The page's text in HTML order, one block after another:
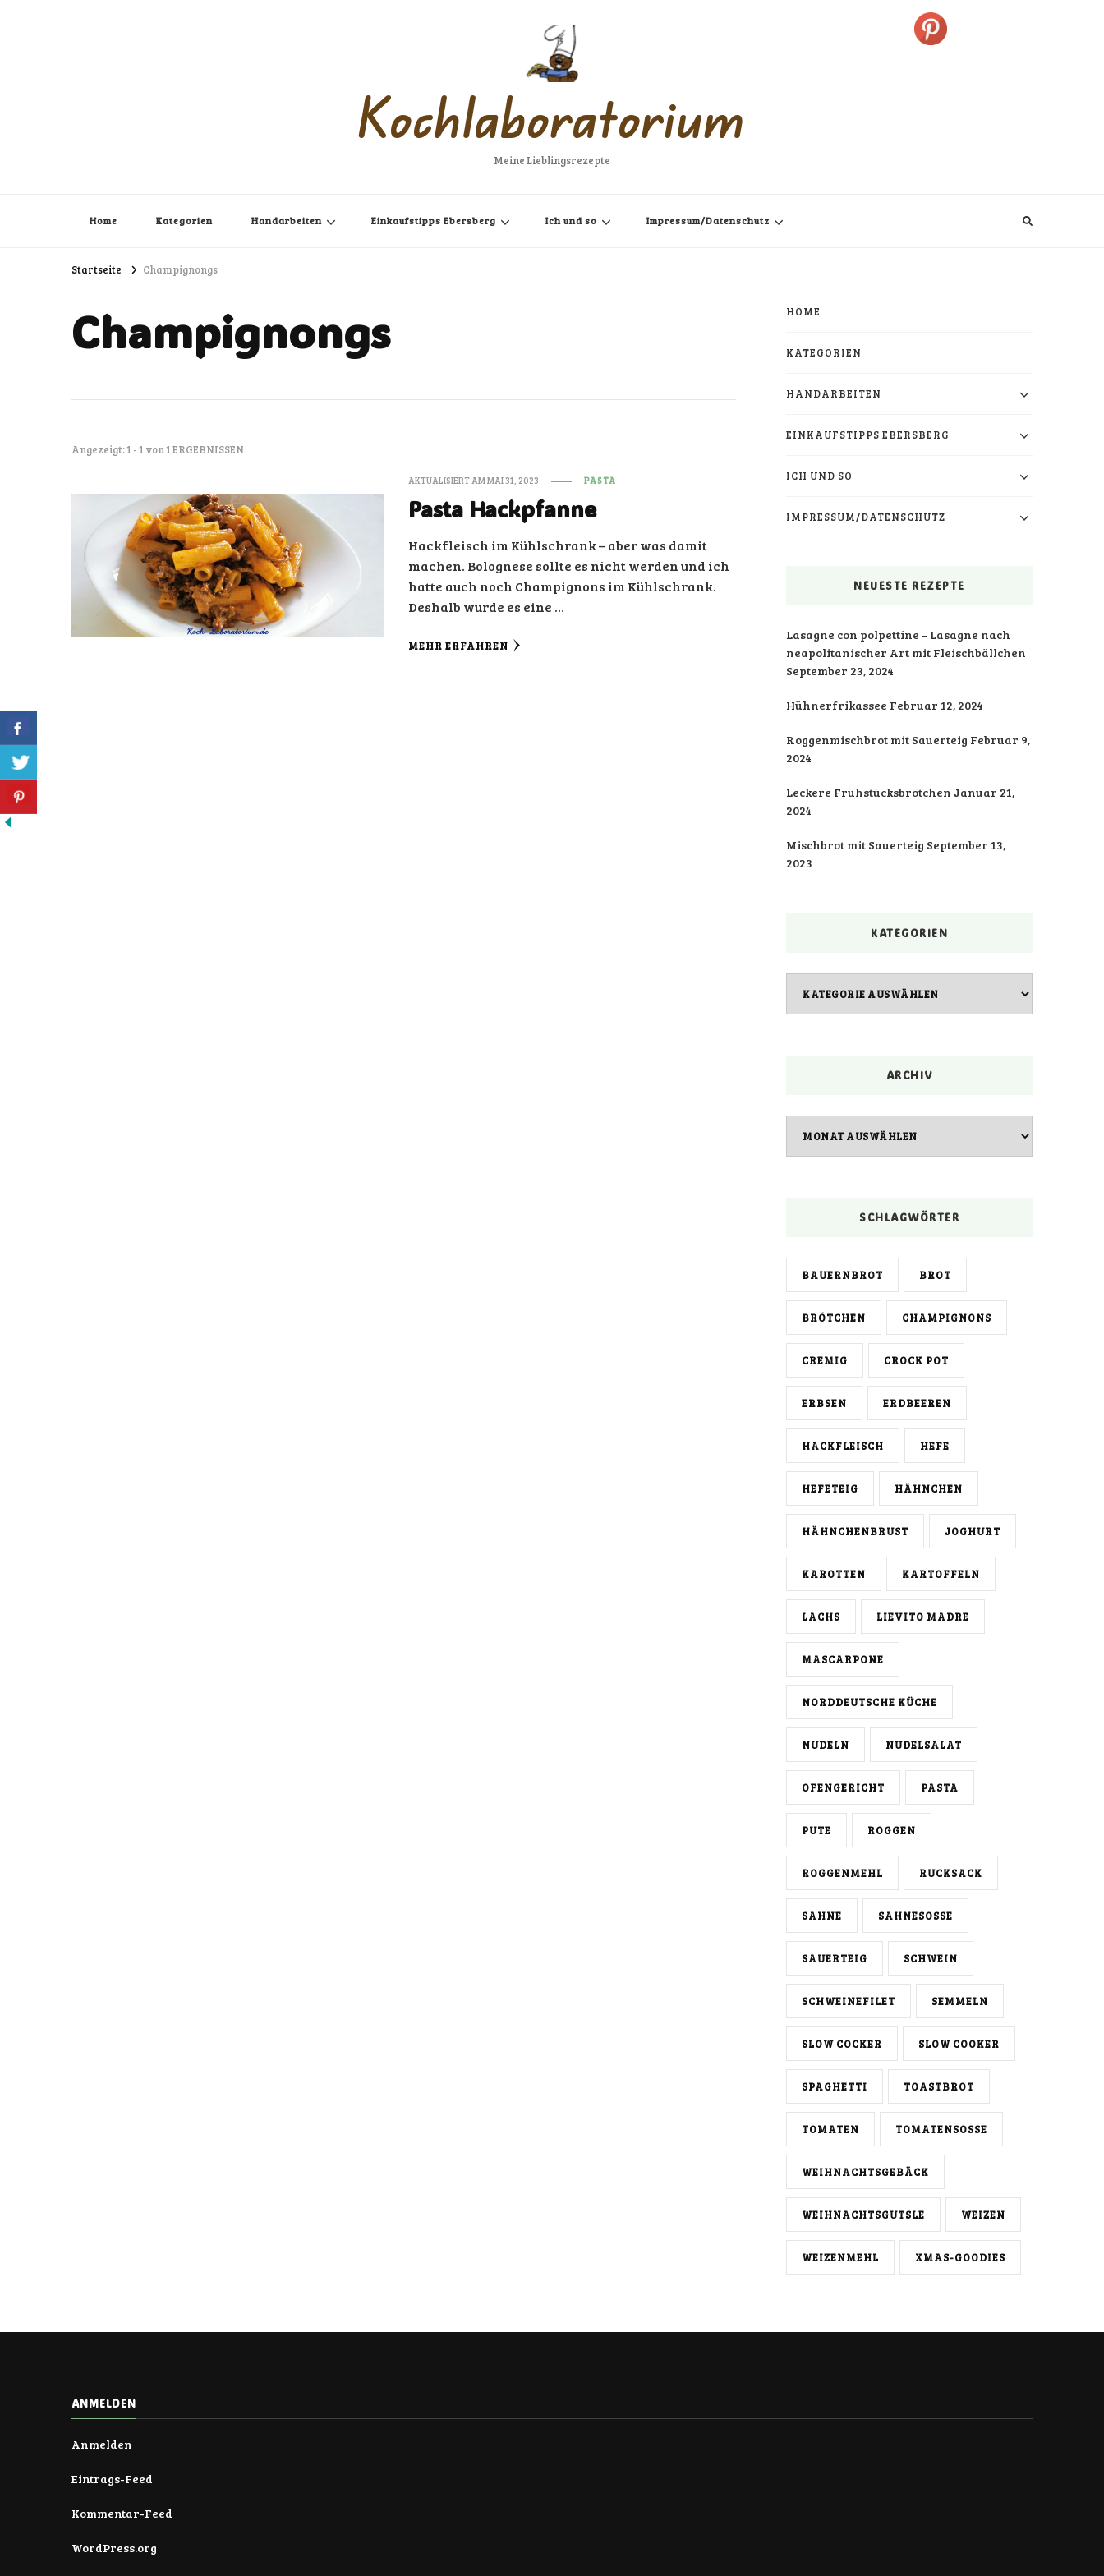
Kochlaboratorium
Meine Lieblingsrezepte
Home Kategorien Handarbeiten Einkaufstipps Ebersberg Ich und so Impressum/Datenschutz
Startseite Champignongs
Champignongs
Angezeigt: 1 - 1 von 1 ERGEBNISSEN
AKTUALISIERT AMMAI 31, 2023 PASTA
Pasta Hackpfanne
Hackfleisch im Kühlschrank – aber was damit
machen. Bolognese sollte es nicht werden und ich
hatte auch noch Champignons im Kühlschrank.
Deshalb wurde es eine …
MEHR ERFAHREN
HOME
KATEGORIEN
HANDARBEITEN
EINKAUFSTIPPS EBERSBERG
ICH UND SO
IMPRESSUM/DATENSCHUTZ
NEUESTE REZEPTE
Lasagne con polpettine – Lasagne nach
neapolitanischer Art mit Fleischbällchen
September 23, 2024
Hühnerfrikassee Februar 12, 2024
Roggenmischbrot mit Sauerteig Februar 9,
2024
Leckere Frühstücksbrötchen Januar 21,
2024
Mischbrot mit Sauerteig September 13,
2023
KATEGORIEN
ARCHIV
SCHLAGWÖRTER
BAUERNBROT BROT
BRÖTCHEN CHAMPIGNONS
CREMIG CROCK POT
ERBSEN ERDBEEREN
HACKFLEISCH HEFE
HEFETEIG HÄHNCHEN
HÄHNCHENBRUST JOGHURT
KAROTTEN KARTOFFELN
LACHS LIEVITO MADRE
MASCARPONE
NORDDEUTSCHE KÜCHE
NUDELN NUDELSALAT
OFENGERICHT PASTA
PUTE ROGGEN
ROGGENMEHL RUCKSACK
SAHNE SAHNESOSSE
SAUERTEIG SCHWEIN
SCHWEINEFILET SEMMELN
SLOW COCKER SLOW COOKER
SPAGHETTI TOASTBROT
TOMATEN TOMATENSOSSE
WEIHNACHTSGEBÄCK
WEIHNACHTSGUTSLE WEIZEN
WEIZENMEHL XMAS-GOODIES
ANMELDEN
Anmelden
Eintrags-Feed
Kommentar-Feed
WordPress.org